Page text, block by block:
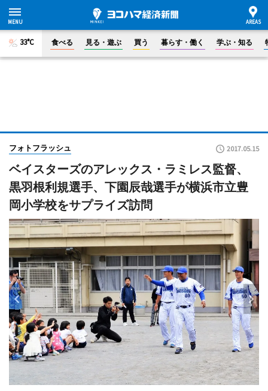
33°C 食べる 見る・遊ぶ 買う 暮らす・働く 学ぶ・知る
フォトフラッシュ 2017.05.15
ベイスターズのアレックス・ラミレス監督、
黒羽根利規選手、下園辰哉選手が横浜市立豊
岡小学校をサプライズ訪問